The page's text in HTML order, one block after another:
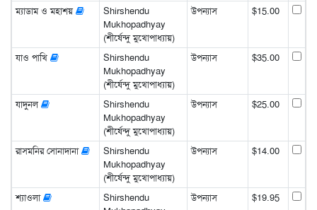
ম্যাডাম ও মহাশয়
Shirshendu
Mukhopadhyay
(শীর্ষেন্দু মুখোপাধ্যায়)
উপন্যাস $15.00
যাও পাখি
Shirshendu
Mukhopadhyay
(শীর্ষেন্দু মুখোপাধ্যায়)
উপন্যাস $35.00
যাদুনল
Shirshendu
Mukhopadhyay
(শীর্ষেন্দু মুখোপাধ্যায়)
উপন্যাস $25.00
রাসমনির সোনাদানা
Shirshendu
Mukhopadhyay
(শীর্ষেন্দু মুখোপাধ্যায়)
উপন্যাস $14.00
শ্যাওলা
Shirshendu
উপন্যাস $19.95